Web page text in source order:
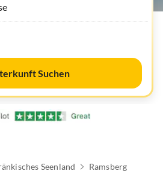
Suchen
Seenland Ramsberg